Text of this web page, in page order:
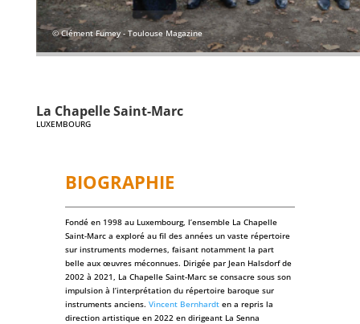
© Clément Fumey - Toulouse Magazine
La Chapelle Saint-Marc
LUXEMBOURG
BIOGRAPHIE
Fondé en 1998 au Luxembourg, l’ensemble La Chapelle
Saint-Marc a exploré au fil des années un vaste répertoire
sur instruments modernes, faisant notamment la part
belle aux œuvres méconnues. Dirigée par Jean Halsdorf de
2002 à 2021, La Chapelle Saint-Marc se consacre sous son
impulsion à l’interprétation du répertoire baroque sur
instruments anciens. Vincent Bernhardten a repris la
direction artistique en 2022 en dirigeant La Senna